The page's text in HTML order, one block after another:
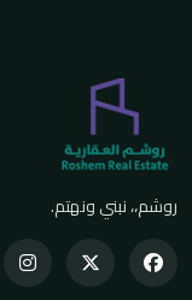
روشم،، نبني ونهتم.